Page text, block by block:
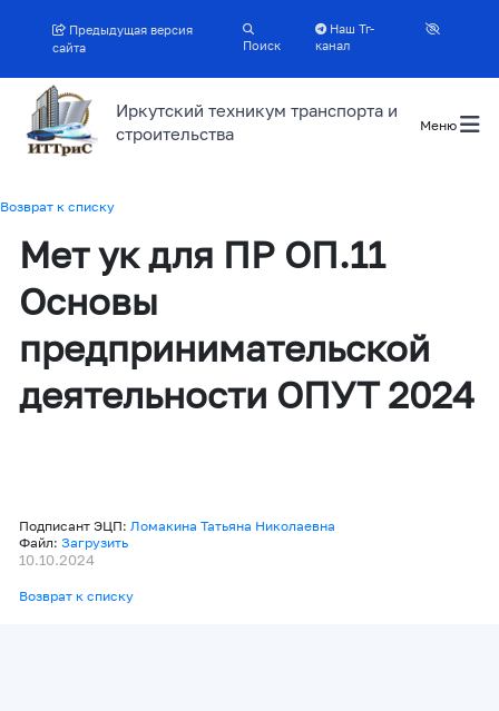
Предыдущая версия
сайта
Поиск
Наш Тг-
канал
Иркутский техникум транспорта и
строительства
Меню
Возврат к списку
Мет ук для ПР ОП.11
Основы
предпринимательской
деятельности ОПУТ 2024
Подписант ЭЦП: Ломакина Татьяна Николаевна
Файл: Загрузить
10.10.2024
Возврат к списку